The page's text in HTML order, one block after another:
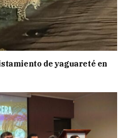
de yaguareté en